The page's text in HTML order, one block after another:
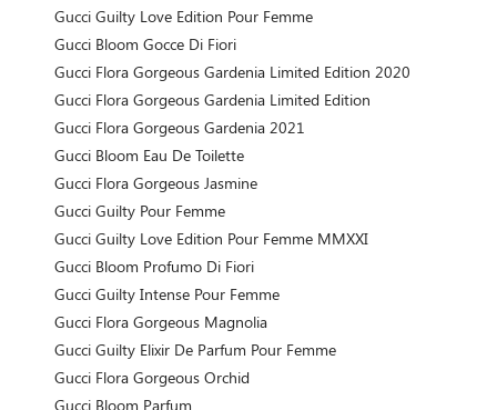
Gucci Guilty Love Edition Pour Femme
Gucci Bloom Gocce Di Fiori
Gucci Flora Gorgeous Gardenia Limited Edition 2020
Gucci Flora Gorgeous Gardenia Limited Edition
Gucci Flora Gorgeous Gardenia 2021
Gucci Bloom Eau De Toilette
Gucci Flora Gorgeous Jasmine
Gucci Guilty Pour Femme
Gucci Guilty Love Edition Pour Femme MMXXI
Gucci Bloom Profumo Di Fiori
Gucci Guilty Intense Pour Femme
Gucci Flora Gorgeous Magnolia
Gucci Guilty Elixir De Parfum Pour Femme
Gucci Flora Gorgeous Orchid
Gucci Bloom Parfum